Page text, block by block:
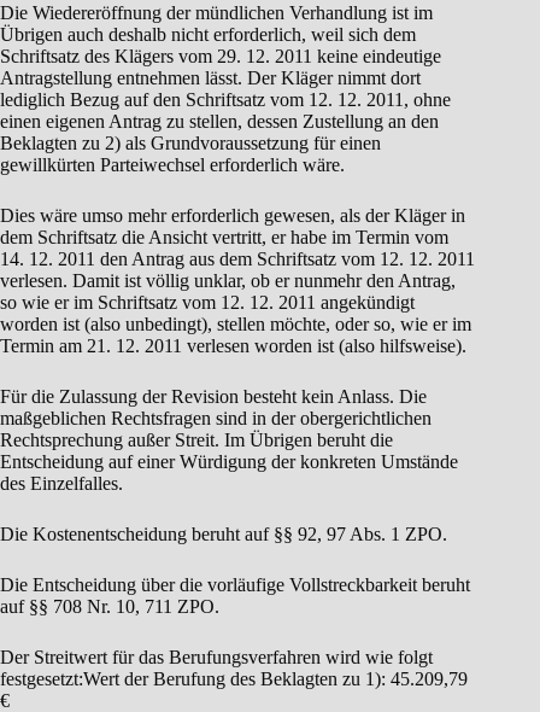
Die Wiedereröffnung der mündlichen Verhandlung ist im
Übrigen auch deshalb nicht erforderlich, weil sich dem
Schriftsatz des Klägers vom 29. 12. 2011 keine eindeutige
Antragstellung entnehmen lässt. Der Kläger nimmt dort
lediglich Bezug auf den Schriftsatz vom 12. 12. 2011, ohne
einen eigenen Antrag zu stellen, dessen Zustellung an den
Beklagten zu 2) als Grundvoraussetzung für einen
gewillkürten Parteiwechsel erforderlich wäre.
Dies wäre umso mehr erforderlich gewesen, als der Kläger in
dem Schriftsatz die Ansicht vertritt, er habe im Termin vom
14. 12. 2011 den Antrag aus dem Schriftsatz vom 12. 12. 2011
verlesen. Damit ist völlig unklar, ob er nunmehr den Antrag,
so wie er im Schriftsatz vom 12. 12. 2011 angekündigt
worden ist (also unbedingt), stellen möchte, oder so, wie er im
Termin am 21. 12. 2011 verlesen worden ist (also hilfsweise).
Für die Zulassung der Revision besteht kein Anlass. Die
maßgeblichen Rechtsfragen sind in der obergerichtlichen
Rechtsprechung außer Streit. Im Übrigen beruht die
Entscheidung auf einer Würdigung der konkreten Umstände
des Einzelfalles.
Die Kostenentscheidung beruht auf §§ 92, 97 Abs. 1 ZPO.
Die Entscheidung über die vorläufige Vollstreckbarkeit beruht
auf §§ 708 Nr. 10, 711 ZPO.
Der Streitwert für das Berufungsverfahren wird wie folgt
festgesetzt:Wert der Berufung des Beklagten zu 1): 45.209,79
€